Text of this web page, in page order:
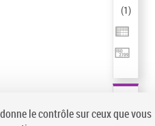
(1)
le contrôle sur ceux que vous